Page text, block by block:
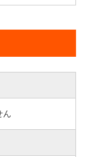
ん